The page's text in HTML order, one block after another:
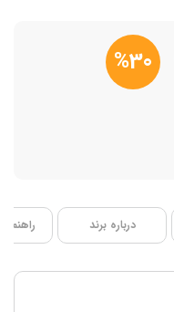
%30
درباره برند